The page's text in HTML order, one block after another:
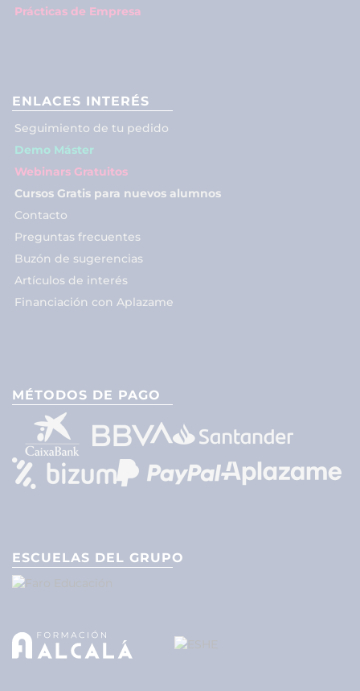
Prácticas de Empresa
ENLACES INTERÉS
Seguimiento de tu pedido
Demo Máster
Webinars Gratuitos
Cursos Gratis para nuevos alumnos
Contacto
Preguntas frecuentes
Buzón de sugerencias
Artículos de interés
Financiación con Aplazame
MÉTODOS DE PAGO
ESCUELAS DEL GRUPO